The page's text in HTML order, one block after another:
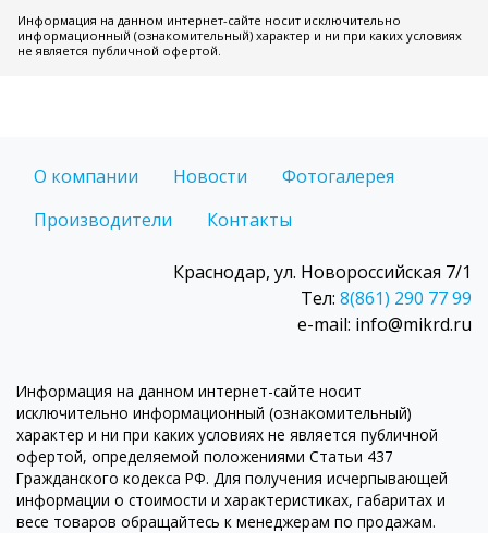
Информация на данном интернет-сайте носит исключительно
информационный (ознакомительный) характер и ни при каких условиях
не является публичной офертой.
О компании Новости
Фотогалерея
Производители
Контакты
Краснодар, ул. Новороссийская 7/1
Тел: 8(861) 290 77 99
e-mail: info@mikrd.ru
Информация на данном интернет-сайте носит
исключительно информационный (ознакомительный)
характер и ни при каких условиях не является публичной
офертой, определяемой положениями Статьи 437
Гражданского кодекса РФ. Для получения исчерпывающей
информации о стоимости и характеристиках, габаритах и
весе товаров обращайтесь к менеджерам по продажам.